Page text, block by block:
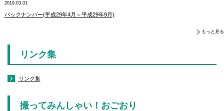
2019.03.01
バックナンバー(平成29年4月～平成29年9月)
もっと見る
リンク集
リンク集
撮ってみんしゃい！おごおり